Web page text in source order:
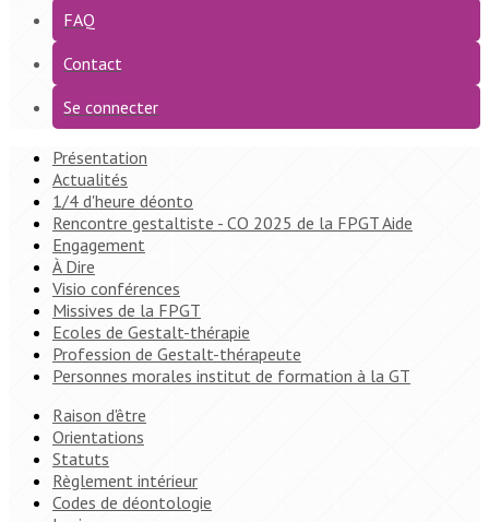
FAQ
Contact
Se connecter
Présentation
Actualités
1/4 d'heure déonto
Rencontre gestaltiste - CO 2025 de la FPGT Aide
Engagement
À Dire
Visio conférences
Missives de la FPGT
Ecoles de Gestalt-thérapie
Profession de Gestalt-thérapeute
Personnes morales institut de formation à la GT
Raison d'être
Orientations
Statuts
Règlement intérieur
Codes de déontologie